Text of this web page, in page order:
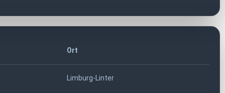
Ort
Limburg-Linter